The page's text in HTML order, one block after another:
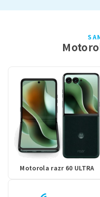
Motorola razr 60 ULTRA